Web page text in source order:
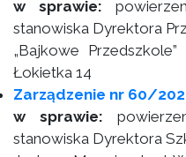
w sprawie:
stanowiska Dyrektora
„Bajkowe
Łokietka 14
Zarządzenie nr 60/
w sprawie:
stanowiska Dyrektora